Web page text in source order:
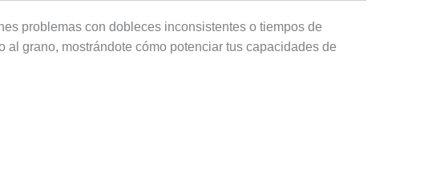
problemas con dobleces inconsistentes o tiempos de
grano, mostrándote cómo potenciar tus capacidades de